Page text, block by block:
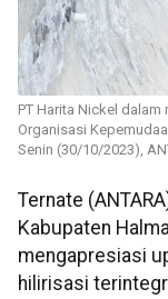
PT Harita Nickel
Organisasi
Senin (30/10/2023),
Ternate
Kabupaten
mengapresiasi
hilirisasi